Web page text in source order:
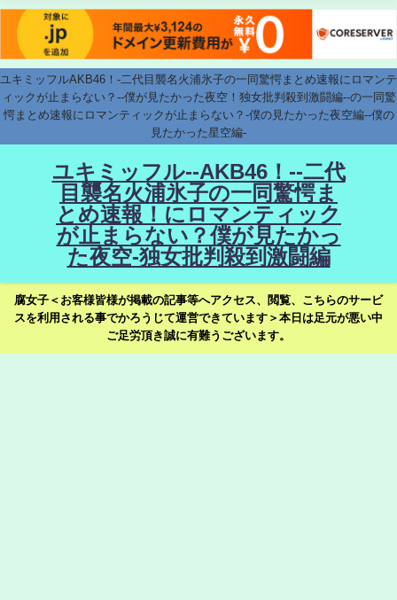
ユキミッフルAKB46！-二代目襲名火浦氷子の一同驚愕まとめ速報にロマンテ
ィックが止まらない？--僕が見たかった夜空！独女批判殺到激闘編--の一同驚
愕まとめ速報にロマンティックが止まらない？-僕の見たかった夜空編--僕の
見たかった星空編-
ユキミッフル--AKB46！--二代
目襲名火浦氷子の一同驚愕ま
とめ速報！にロマンティック
が止まらない？僕が見たかっ
た夜空-独女批判殺到激闘編
腐女子＜お客様皆様が掲載の記事等へアクセス、閲覧、こちらのサービ
スを利用される事でかろうじて運営できています＞本日は足元が悪い中
ご足労頂き誠に有難うございます。